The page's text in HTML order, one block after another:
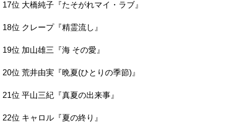
17位 大橋純子『たそがれマイ・ラブ』
18位 クレープ『精霊流し』
19位 加山雄三『海 その愛』
20位 荒井由実『晩夏(ひとりの季節)』
21位 平山三紀『真夏の出来事』
22位 キャロル『夏の終り』